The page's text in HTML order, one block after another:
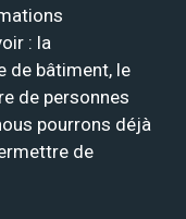
: la
de bâtiment, le
de personnes
pourrons déjà
de